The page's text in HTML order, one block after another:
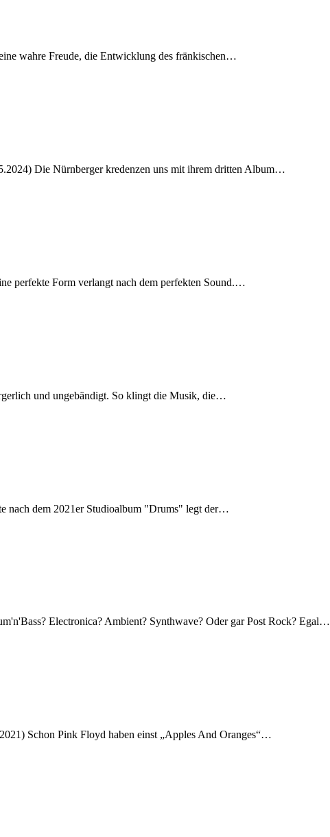
wahre Freude, die Entwicklung des fränkischen…
Die Nürnberger kredenzen uns mit ihrem dritten Album…
perfekte Form verlangt nach dem perfekten Sound.…
und ungebändigt. So klingt die Musik, die…
nach dem 2021er Studioalbum "Drums" legt der…
Electronica? Ambient? Synthwave? Oder gar Post Rock? Egal…
Schon Pink Floyd haben einst „Apples And Oranges“…